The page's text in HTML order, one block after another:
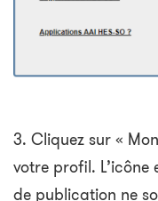
3. Cliquez sur «
votre profil.
de publication ne